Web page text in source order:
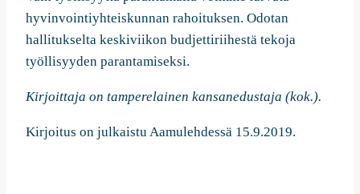
hyvinvointiyhteiskunnan rahoituksen. Odotan
hallitukselta keskiviikon budjettiriihestä tekoja
työllisyyden parantamiseksi.
Kirjoittaja on tamperelainen kansanedustaja (kok.).
Kirjoitus on julkaistu Aamulehdessä 15.9.2019.